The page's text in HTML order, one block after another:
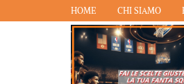
HOME CHI SIAMO